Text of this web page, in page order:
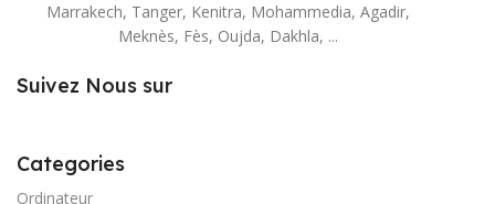
Marrakech, Tanger, Kenitra, Mohammedia, Agadir,
Meknès, Fès, Oujda, Dakhla, ...
Suivez Nous sur
Categories
Ordinateur